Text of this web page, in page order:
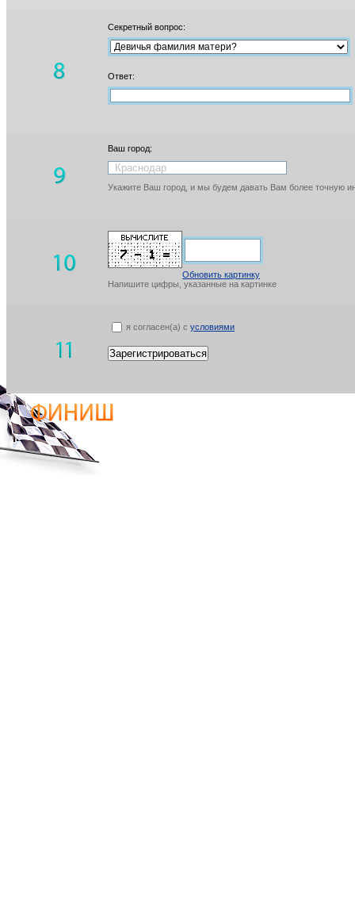
Секретный вопрос:
Ответ:
Ваш город:
Укажите Ваш город, и мы будем давать Вам более точную
Обновить картинку
Напишите цифры, указанные на картинке
я согласен(а) с условиями
Зарегистрироваться